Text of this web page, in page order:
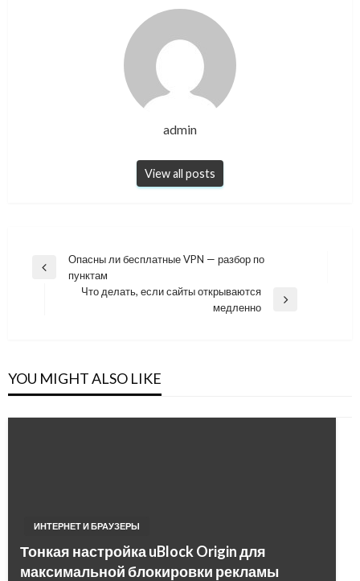
admin
View all posts
Навигация
Previous
Опасны ли бесплатные VPN — разбор по
пунктам
Что делать, если сайты открываются
медленно
YOU MIGHT ALSO LIKE
ИНТЕРНЕТ И БРАУЗЕРЫ
Тонкая настройка uBlock Origin для
максимальной блокировки рекламы